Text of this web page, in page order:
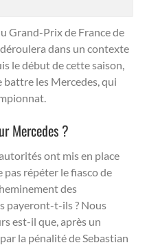
Grand-Prix de France de
dans un contexte
le début de cette saison,
battre les Mercedes, qui
Mercedes ?
ont mis en place
pas répéter le fiasco de
des
payeront-t-ils ? Nous
est-il que, après un
la pénalité de Sebastian